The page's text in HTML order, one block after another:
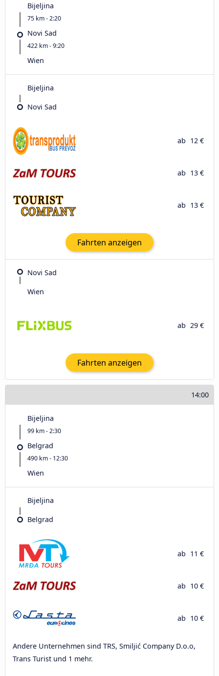
Bijeljina
75 km - 2:20
Novi Sad
422 km - 9:20
Wien
Bijeljina
Novi Sad
ab 12 €
ab 13 €
ab 13 €
Fahrten anzeigen
Novi Sad
Wien
ab 29 €
Fahrten anzeigen
14:00
Bijeljina
99 km - 2:30
Belgrad
490 km - 12:30
Wien
Bijeljina
Belgrad
ab 11 €
ab 10 €
ab 10 €
Andere Unternehmen sind TRS, Smiljić Company D.o.o,
Trans Turist und 1 mehr.